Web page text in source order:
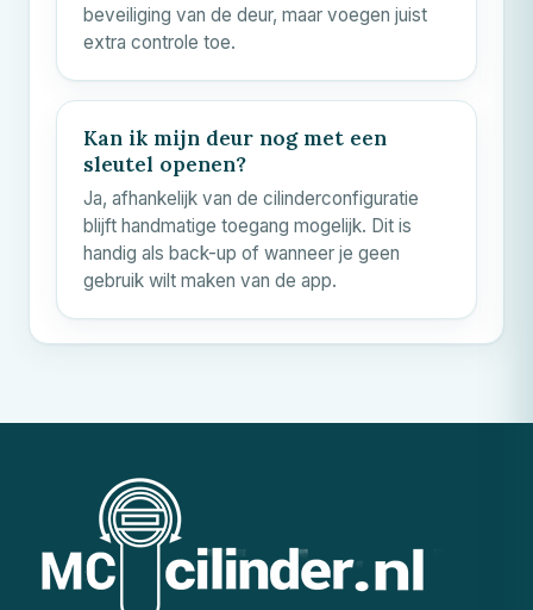
beveiliging van de deur, maar voegen juist
extra controle toe.
Kan ik mijn deur nog met een
sleutel openen?
Ja, afhankelijk van de cilinderconfiguratie
blijft handmatige toegang mogelijk. Dit is
handig als back-up of wanneer je geen
gebruik wilt maken van de app.